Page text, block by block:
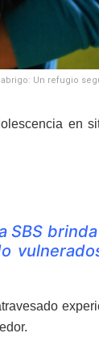
Un refugio
en
SBS